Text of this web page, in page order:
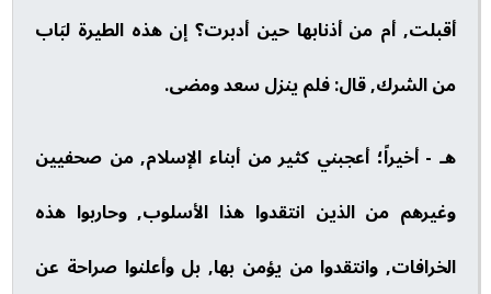
أقبلت, أم من أذنابها حين أدبرت؟ إن هذه الطيرة لبَاب
من الشرك, قال: فلم ينزل سعد ومضى.
هـ - أخيراً؛ أعجبني كثير من أبناء الإسلام, من صحفيين
وغيرهم من الذين انتقدوا هذا الأسلوب, وحاربوا هذه
الخرافات, وانتقدوا من يؤمن بها, بل وأعلنوا صراحة عن